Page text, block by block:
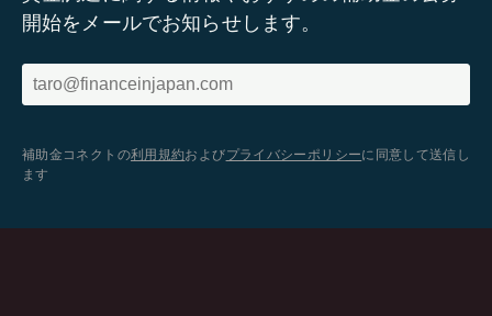
開始をメールでお知らせします。
補助金コネクトの利用規約およびプライバシーポリシーに同意して送信し
ます